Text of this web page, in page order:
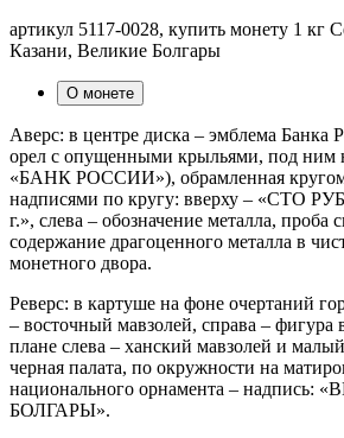
артикул 5117-0028, купить монету 1 кг
Казани, Великие Болгары
О монете
Аверс: в центре диска – эмблема Банка
орел с опущенными крыльями, под ним
«БАНК РОССИИ»), обрамленная кругом
надписями по кругу: вверху – «СТО
г.», слева – обозначение металла, проба
содержание драгоценного металла в
монетного двора.
Реверс: в картуше на фоне очертаний
– восточный мавзолей, справа – фигура
плане слева – ханский мавзолей и
черная палата, по окружности на
национального орнамента – надпись:
БОЛГАРЫ».